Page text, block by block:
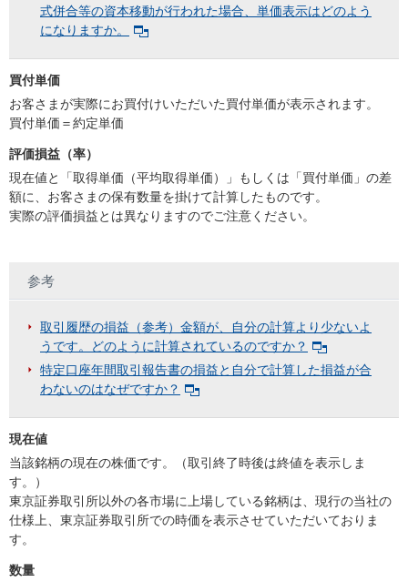
式併合等の資本移動が行われた場合、単価表示はどのよう
になりますか。
買付単価
お客さまが実際にお買付けいただいた買付単価が表示されます。
買付単価＝約定単価
評価損益（率）
現在値と「取得単価（平均取得単価）」もしくは「買付単価」の差
額に、お客さまの保有数量を掛けて計算したものです。
実際の評価損益とは異なりますのでご注意ください。
参考
取引履歴の損益（参考）金額が、自分の計算より少ないよ
うです。どのように計算されているのですか？
特定口座年間取引報告書の損益と自分で計算した損益が合
わないのはなぜですか？
現在値
当該銘柄の現在の株価です。（取引終了時後は終値を表示しま
す。）
東京証券取引所以外の各市場に上場している銘柄は、現行の当社の
仕様上、東京証券取引所での時価を表示させていただいておりま
す。
数量